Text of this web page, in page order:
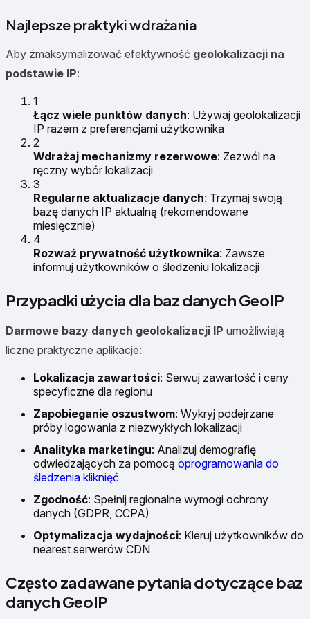
Najlepsze praktyki wdrażania
Aby zmaksymalizować efektywność geolokalizacji na
podstawie IP:
1
Łącz wiele punktów danych: Używaj geolokalizacji
IP razem z preferencjami użytkownika
2
Wdrażaj mechanizmy rezerwowe: Zezwól na
ręczny wybór lokalizacji
3
Regularne aktualizacje danych: Trzymaj swoją
bazę danych IP aktualną (rekomendowane
miesięcznie)
4
Rozważ prywatność użytkownika: Zawsze
informuj użytkowników o śledzeniu lokalizacji
Przypadki użycia dla baz danych GeoIP
Darmowe bazy danych geolokalizacji IP umożliwiają
liczne praktyczne aplikacje:
Lokalizacja zawartości: Serwuj zawartość i ceny
specyficzne dla regionu
Zapobieganie oszustwom: Wykryj podejrzane
próby logowania z niezwykłych lokalizacji
Analityka marketingu: Analizuj demografię
odwiedzających za pomocą oprogramowania do
śledzenia kliknięć
Zgodność: Spełnij regionalne wymogi ochrony
danych (GDPR, CCPA)
Optymalizacja wydajności: Kieruj użytkowników do
nearest serwerów CDN
Często zadawane pytania dotyczące baz
danych GeoIP